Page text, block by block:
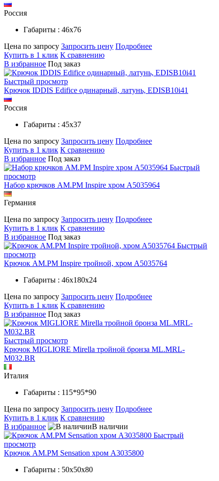
Россия
Габариты : 46х76
Цена по запросу Запросить цену Подробнее
Купить в 1 клик К сравнению
В избранное Под заказ
Быстрый просмотр
Крючок IDDIS Edifice одинарный, латунь, EDISB10i41
Россия
Габариты : 45х37
Цена по запросу Запросить цену Подробнее
Купить в 1 клик К сравнению
В избранное Под заказ
Быстрый
просмотр
Набор крючков AM.PM Inspire хром A5035964
Германия
Цена по запросу Запросить цену Подробнее
Купить в 1 клик К сравнению
В избранное Под заказ
Быстрый
просмотр
Крючок AM.PM Inspire тройной, хром A5035764
Габариты : 46х180х24
Цена по запросу Запросить цену Подробнее
Купить в 1 клик К сравнению
В избранное Под заказ
Быстрый просмотр
Крючок MIGLIORE Mirella тройной бронза ML.MRL-
M032.BR
Италия
Габариты : 115*95*90
Цена по запросу Запросить цену Подробнее
Купить в 1 клик К сравнению
В избранное
В наличии
Быстрый
просмотр
Крючок AM.PM Sensation хром A3035800
Габариты : 50х50х80